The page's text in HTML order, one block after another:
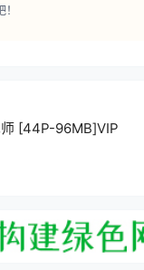
[44P-96MB]VIP